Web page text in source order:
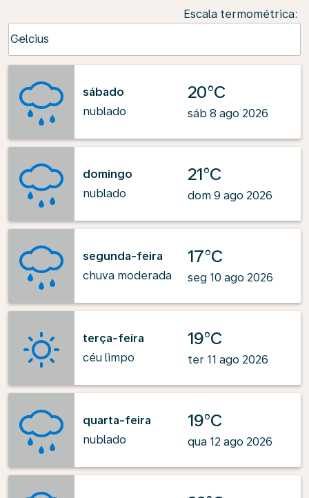
Escala termométrica:
Celcius
keyboard_arrow_down
sábado
nublado
20°C
sáb 8 ago 2026
domingo
nublado
21°C
dom 9 ago 2026
segunda-feira
chuva moderada
17°C
seg 10 ago 2026
terça-feira
céu limpo
19°C
ter 11 ago 2026
quarta-feira
nublado
19°C
qua 12 ago 2026